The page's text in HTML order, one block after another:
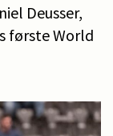
Deusser,
første World